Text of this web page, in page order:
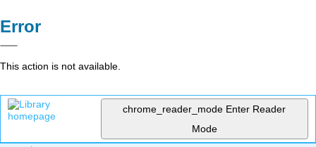
Error
This action is not available.
chrome_reader_mode Enter Reader
Mode